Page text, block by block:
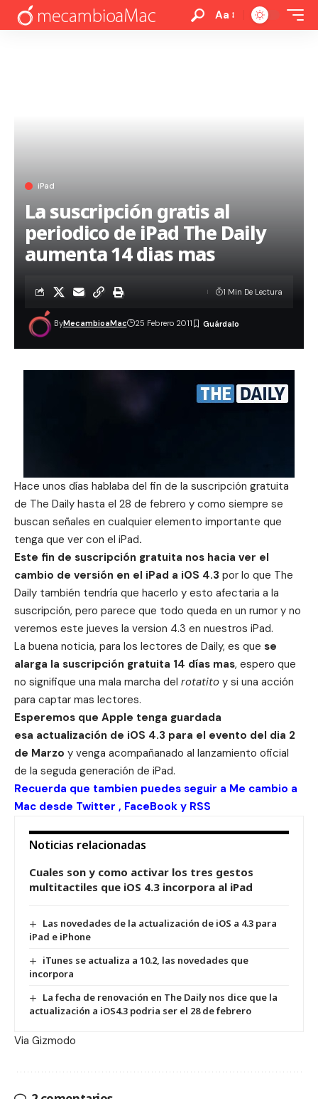
Aa
iPad
La suscripción gratis al
periodico de iPad The Daily
aumenta 14 dias mas
ByMecambioaMac 25 Febrero 2011
1 Min De Lectura
Hace unos días hablaba del fin de la suscripción gratuita
de The Daily hasta el 28 de febrero y como siempre se
buscan señales en cualquier elemento importante que
tenga que ver con el iPad.
Este fin de suscripción gratuita nos hacia ver el
cambio de versión en el iPad a iOS 4.3 por lo que The
Daily también tendría que hacerlo y esto afectaria a la
suscripción, pero parece que todo queda en un rumor y no
veremos este jueves la version 4.3 en nuestros iPad.
La buena noticia, para los lectores de Daily, es que se
alarga la suscripción gratuita 14 días mas, espero que
no signifique una mala marcha del rotatito y si una acción
para captar mas lectores.
Esperemos que Apple tenga guardada
esa actualización de iOS 4.3 para el evento del dia 2
de Marzo y venga acompañanado al lanzamiento oficial
de la seguda generación de iPad.
Recuerda que tambien puedes seguir a Me cambio a
Mac desde Twitter , FaceBook y RSS
Noticias relacionadas
Cuales son y como activar los tres gestos
multitactiles que iOS 4.3 incorpora al iPad
Las novedades de la actualización de iOS a 4.3 para
iPad e iPhone
iTunes se actualiza a 10.2, las novedades que
incorpora
La fecha de renovación en The Daily nos dice que la
actualización a iOS4.3 podria ser el 28 de febrero
Via Gizmodo